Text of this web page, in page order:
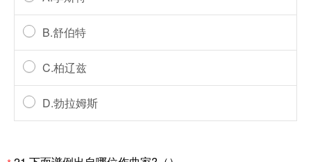
B.舒伯特
C.柏辽兹
D.勃拉姆斯